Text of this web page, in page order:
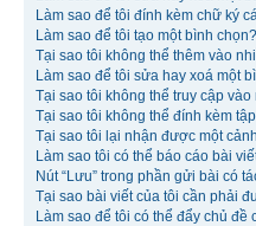
Làm sao để tôi đính kèm chữ ký
Làm sao để tôi tạo một bình chọn?
Tại sao tôi không thể thêm vào
Làm sao để tôi sửa hay xoá một
Tại sao tôi không thể truy cập
Tại sao tôi không thể đính kèm
Tại sao tôi lại nhận được một
Làm sao tôi có thể báo cáo bài
Nút “Lưu” trong phần gửi bài có
Tại sao bài viết của tôi cần phải
Làm sao để tôi có thể đẩy chủ